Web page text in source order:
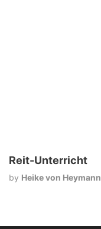
Reit-Unterricht
by Heike von Heymann